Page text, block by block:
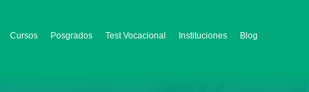
Cursos Posgrados Test Vocacional Instituciones Blog